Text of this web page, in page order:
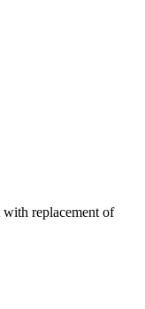
replacement of